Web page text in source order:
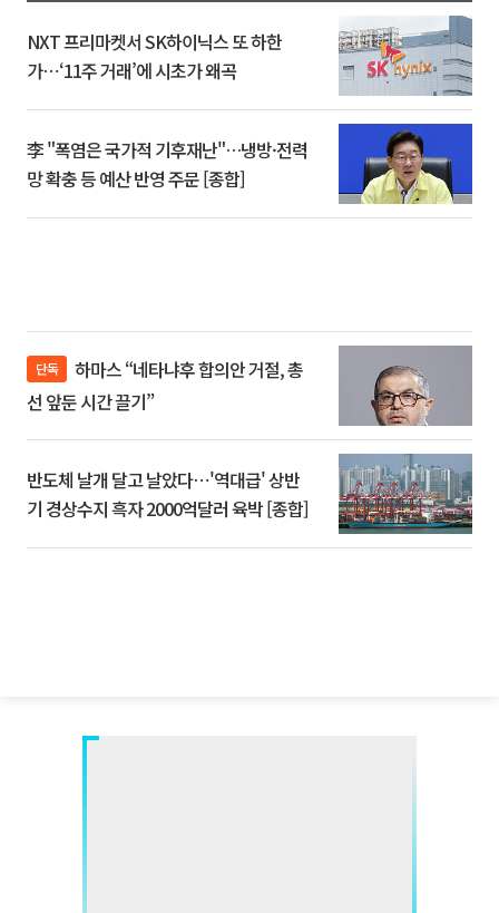
NXT 프리마켓서 SK하이닉스 또 하한
가⋯‘11주 거래’에 시초가 왜곡
李 "폭염은 국가적 기후재난"…냉방·전력
망 확충 등 예산 반영 주문 [종합]
단독
선 앞둔 시간 끌기”
반도체 날개 달고 날았다⋯'역대급' 상반
기 경상수지 흑자 2000억달러 육박 [종합]